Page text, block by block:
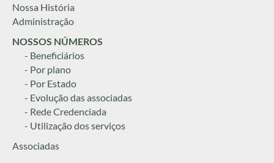
Nossa História
Administração
NOSSOS NÚMEROS
- Beneficiários
- Por plano
- Por Estado
- Evolução das associadas
- Rede Credenciada
- Utilização dos serviços
Associadas